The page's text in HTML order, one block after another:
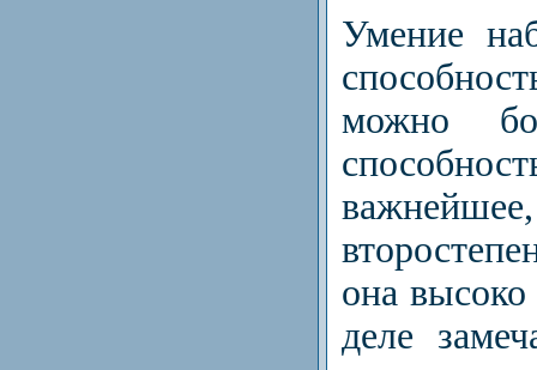
Умение
можно
она
деле